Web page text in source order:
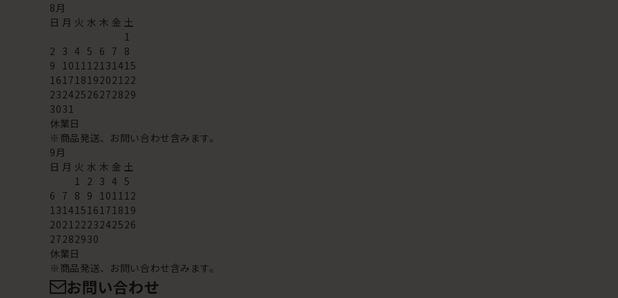
8月
日 月 火 水 木 金 土
1
2 3 4 5 6 7 8
9 101112131415
16171819202122
23242526272829
3031
休業日
※商品発送、お問い合わせ含みます。
9月
日 月 火 水 木 金 土
1 2 3 4 5
6 7 8 9 101112
13141516171819
20212223242526
27282930
休業日
※商品発送、お問い合わせ含みます。
お問い合わせ